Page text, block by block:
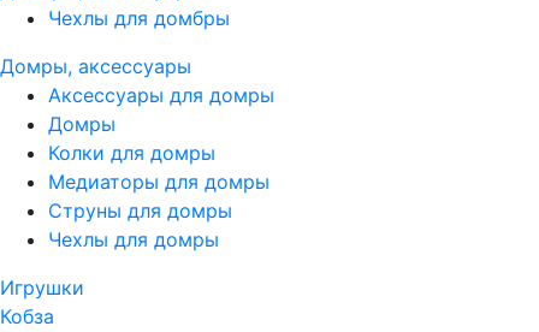
Чехлы для домбры
Домры, аксессуары
Аксессуары для домры
Домры
Колки для домры
Медиаторы для домры
Струны для домры
Чехлы для домры
Игрушки
Кобза